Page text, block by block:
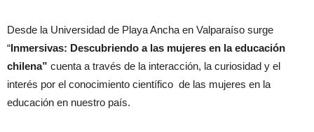
Desde la Universidad de Playa Ancha en Valparaíso surge
“Inmersivas: Descubriendo a las mujeres en la educación
chilena” cuenta a través de la interacción, la curiosidad y el
interés por el conocimiento científico de las mujeres en la
educación en nuestro país.